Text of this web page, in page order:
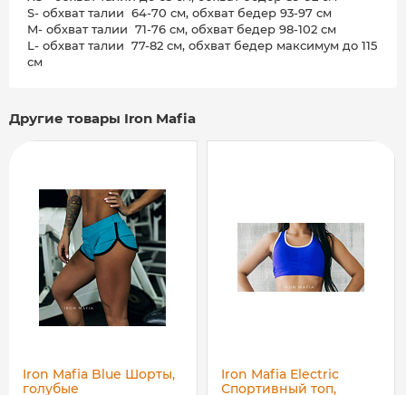
S- обхват талии 64-70 см, обхват бедер 93-97 см
M- обхват талии 71-76 см, обхват бедер 98-102 см
L- обхват талии 77-82 см, обхват бедер максимум до 115
см
Другие товары Iron Mafia
Iron Mafia Blue Шорты,
голубые
Iron Mafia Electric
Спортивный топ,